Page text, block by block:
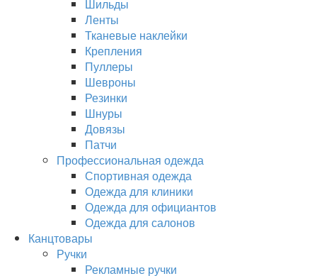
Шильды
Ленты
Тканевые наклейки
Крепления
Пуллеры
Шевроны
Резинки
Шнуры
Довязы
Патчи
Профессиональная одежда
Спортивная одежда
Одежда для клиники
Одежда для официантов
Одежда для салонов
Канцтовары
Ручки
Рекламные ручки